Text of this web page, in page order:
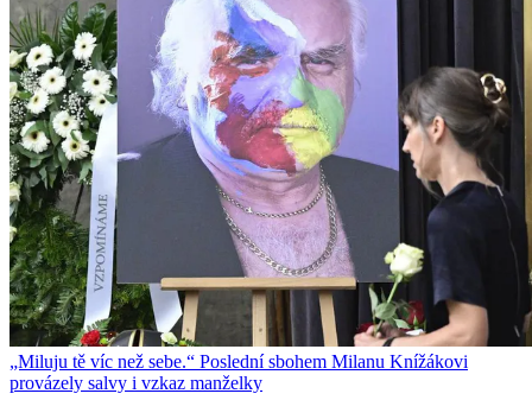
„Miluju tě víc než sebe.“ Poslední sbohem Milanu Knížákovi
provázely salvy i vzkaz manželky